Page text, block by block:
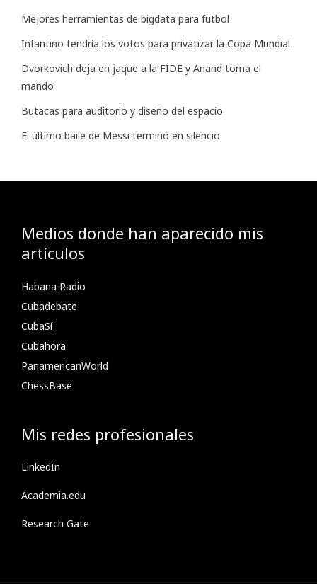
Mejores herramientas de bigdata para futbol
Infantino tendría los votos para privatizar la Copa Mundial
Dvorkovich deja en jaque a la FIDE y Anand toma el
mando
Butacas para auditorio y diseño del espacio
El último baile de Messi terminó en silencio
Medios donde han aparecido mis
artículos
Habana Radio
Cubadebate
CubaSí
Cubahora
PanamericanWorld
ChessBase
Mis redes profesionales
LinkedIn
Academia.edu
Research Gate